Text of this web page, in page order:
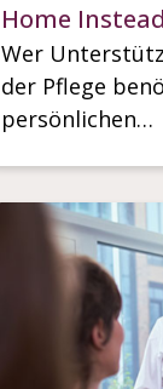
Home
Wer
der Pflege
persönlichen…